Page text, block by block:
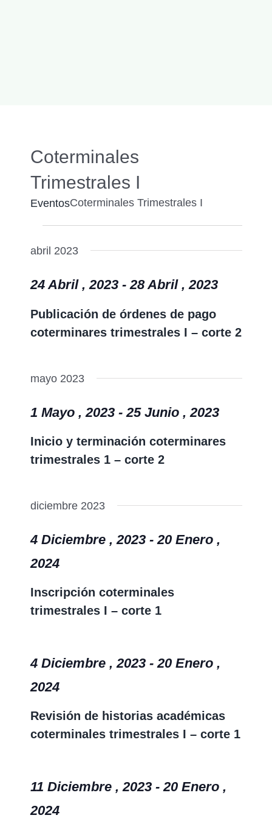
Coterminales
Trimestrales I
EventosCoterminales Trimestrales I
de
abril 2023
Publicación de órdenes de pago
coterminares trimestrales I – corte 2
24 Abril , 2023-28 Abril , 2023
mayo 2023
Inicio y terminación coterminares
trimestrales 1 – corte 2
1 Mayo , 2023- 25 Junio , 2023
diciembre 2023
Inscripción coterminales
trimestrales I – corte 1
4 Diciembre , 2023- 20 Enero ,
2024
Revisión de historias académicas
coterminales trimestrales I – corte 1
4 Diciembre , 2023-20 Enero ,
2024
11 Diciembre , 2023-20 Enero ,
2024